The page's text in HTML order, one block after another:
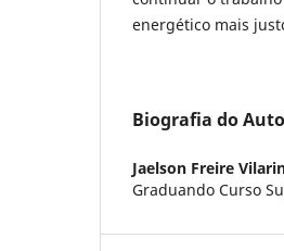
energético mais
Biografia do
Jaelson Freire
Graduando Curso